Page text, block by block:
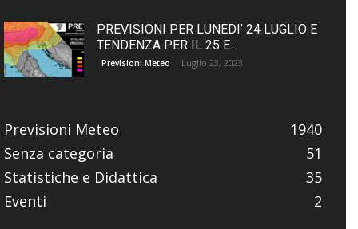
PREVISIONI PER LUNEDI’ 24 LUGLIO E
TENDENZA PER IL 25 E...
Previsioni Meteo Luglio 23, 2023
Previsioni Meteo
1940
Senza categoria
51
Statistiche e Didattica
35
Eventi
2